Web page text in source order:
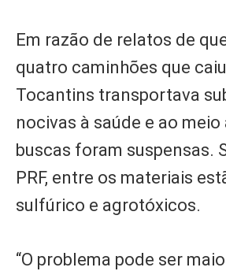
Em razão de relatos de
quatro caminhões que
Tocantins transportava
nocivas à saúde e ao meio
buscas foram suspensas.
PRF, entre os materiais
sulfúrico e agrotóxicos.
“O problema pode ser